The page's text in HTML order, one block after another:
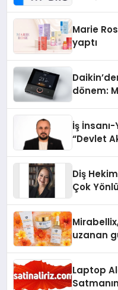
Marie
yaptı
dönem:
İş
“Devlet
Diş
Çok
uzanan
Laptop